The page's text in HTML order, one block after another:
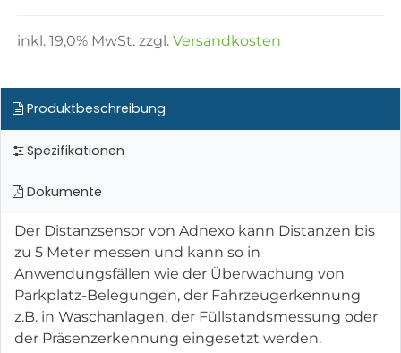
inkl.19,0% MwSt. zzgl.Versandkosten
Produktbeschreibung
Spezifikationen
Dokumente
Der Distanzsensor von Adnexo kann Distanzen bis
zu 5 Meter messen und kann so in
Anwendungsfällen wie der Überwachung von
Parkplatz-Belegungen, der Fahrzeugerkennung
z.B. in Waschanlagen, der Füllstandsmessung oder
der Präsenzerkennung eingesetzt werden.